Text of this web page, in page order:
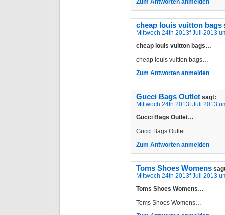
Zum Antworten anmelden
cheap louis vuitton bags
Mittwoch 24th 2013f Juli 2013
cheap louis vuitton bags…
cheap louis vuitton bags…
Zum Antworten anmelden
Gucci Bags Outlet sagt:
Mittwoch 24th 2013f Juli 2013
Gucci Bags Outlet…
Gucci Bags Outlet…
Zum Antworten anmelden
Toms Shoes Womens
Mittwoch 24th 2013f Juli 2013
Toms Shoes Womens…
Toms Shoes Womens…